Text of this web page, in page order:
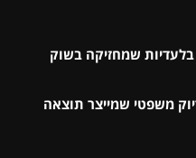
בלעדיות שמחזיקה בשוק
משפטי שמייצר תוצאה